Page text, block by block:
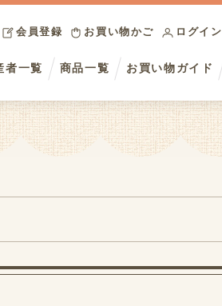
会員登録 お買い物かご ログイン
者一覧 商品一覧 お買い物ガイド